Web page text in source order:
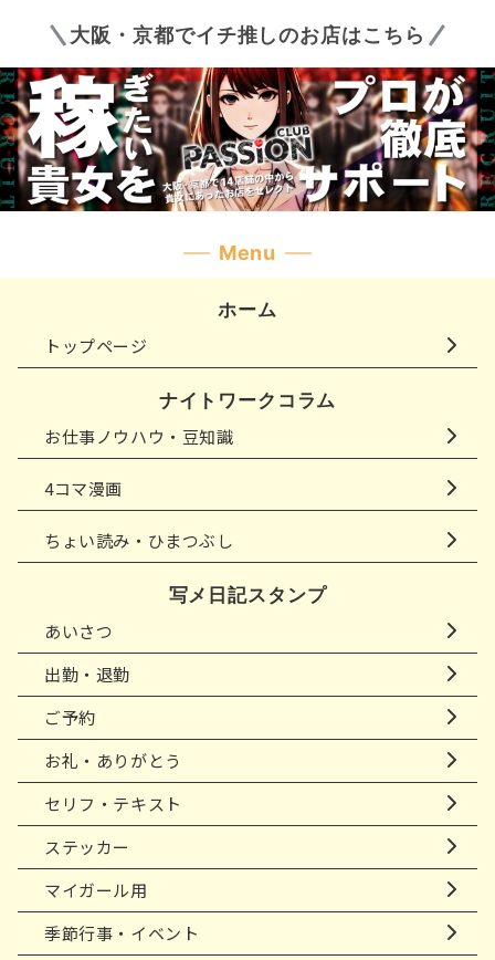
大阪・京都でイチ推しのお店はこちら
Menu
ホーム
トップページ
ナイトワークコラム
お仕事ノウハウ・豆知識
4コマ漫画
ちょい読み・ひまつぶし
写メ日記スタンプ
あいさつ
出勤・退勤
ご予約
お礼・ありがとう
セリフ・テキスト
ステッカー
マイガール用
季節行事・イベント